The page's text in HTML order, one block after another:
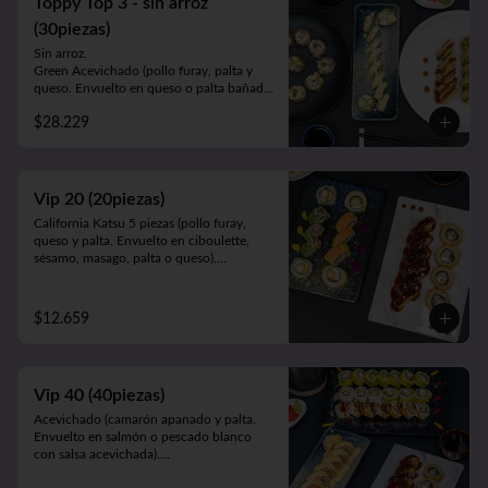
en pollo apanado).
Cahuita (salmón y palta. Envuelto en
queso crema gratinado bañado en salsa
maracuyá).
(30piezas)
Sin arroz.
Green Acevichado (pollo furay, palta y
queso. Envuelto en queso o palta bañada
Acevichado Top (camarón furay, atún,
camarón furay o pollo furay. Envuelto en
pollo y Frito en panko acompañado de
salsa teriyaki).
$28.229
Vip 20 (20piezas)
California Katsu 5 piezas (pollo furay,
queso y palta. Envuelto en ciboulette,
sésamo, masago, palta o queso).
palta).
Panko Ebi 10 piezas (camarón, queso y
$12.659
Vip 40 (40piezas)
Acevichado (camarón apanado y palta.
Envuelto en salmón o pescado blanco
con salsa acevichada).